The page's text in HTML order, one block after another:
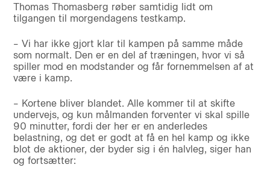
Thomas Thomasberg røber samtidig lidt om
tilgangen til morgendagens testkamp.
– Vi har ikke gjort klar til kampen på samme måde
som normalt. Den er en del af træningen, hvor vi så
spiller mod en modstander og får fornemmelsen af at
være i kamp.
– Kortene bliver blandet. Alle kommer til at skifte
undervejs, og kun målmanden forventer vi skal spille
90 minutter, fordi der her er en anderledes
belastning, og det er godt at få en hel kamp og ikke
blot de aktioner, der byder sig i én halvleg, siger han
og fortsætter: